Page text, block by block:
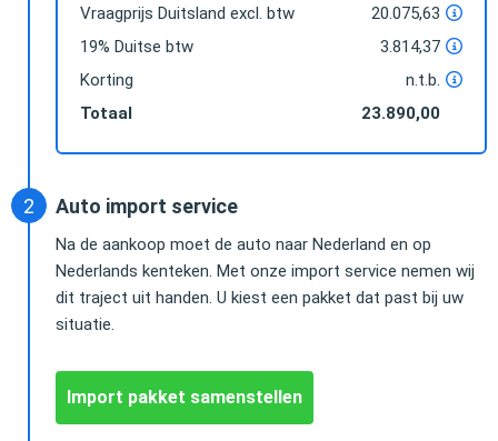
Vraagprijs Duitsland excl. btw
20.075,63
19% Duitse btw
3.814,37
Korting
n.t.b.
Totaal
23.890,00
Auto import service
Na de aankoop moet de auto naar Nederland en op
Nederlands kenteken. Met onze import service nemen wij
dit traject uit handen. U kiest een pakket dat past bij uw
situatie.
Import pakket samenstellen